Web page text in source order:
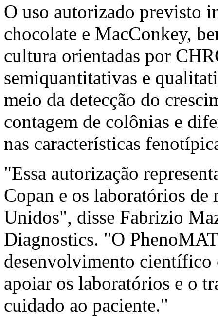
O uso autorizado previsto
chocolate e MacConkey,
cultura orientadas por
semiquantitativas e
meio da detecção do
contagem de colônias e
nas características
"Essa autorização
Copan e os laboratórios
Unidos", disse Fabrizio
Diagnostics. "O
desenvolvimento científico
apoiar os laboratórios e o
cuidado ao paciente."